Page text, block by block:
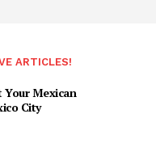
ARTICLES!
Your Mexican
City